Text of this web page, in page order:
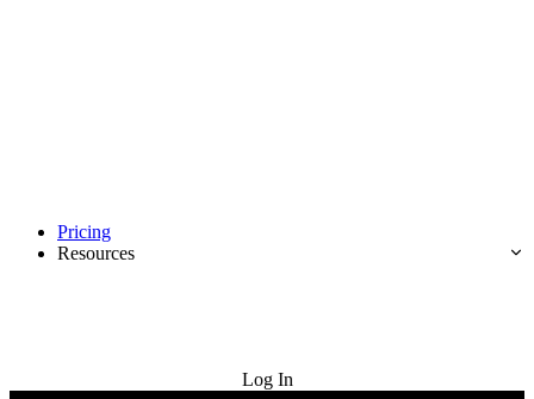
Pricing
Resources
Log In